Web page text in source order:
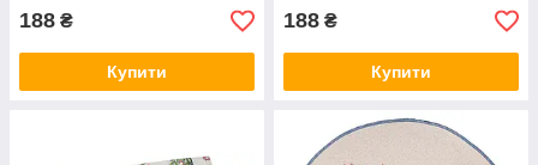
188 ₴
Купити
188 ₴
Купити